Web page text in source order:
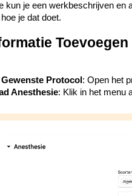
kun je een werkbeschrijven
je dat doet.
Toevoegen
Protocol : Open het
Anesthesie: Klik in het menu